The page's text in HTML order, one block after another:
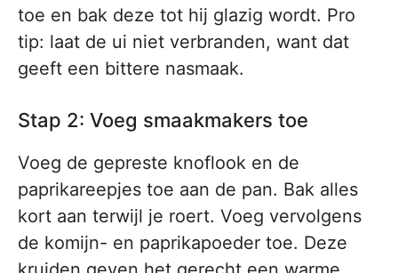
toe en bak deze tot hij glazig wordt. Pro
tip: laat de ui niet verbranden, want dat
geeft een bittere nasmaak.
Stap 2: Voeg smaakmakers toe
Voeg de gepreste knoflook en de
paprikareepjes toe aan de pan. Bak alles
kort aan terwijl je roert. Voeg vervolgens
de komijn- en paprikapoeder toe. Deze